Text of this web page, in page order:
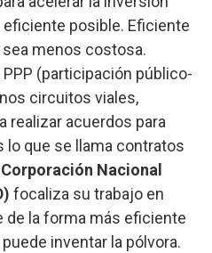
posible. Eficiente
menos costosa.
(participación público-
circuitos viales,
realizar acuerdos para
lo que se llama contratos
Corporación Nacional
focaliza su trabajo en
de la forma más eficiente
inventar la pólvora.